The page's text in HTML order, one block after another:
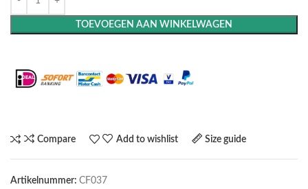
TOEVOEGEN AAN WINKELWAGEN
Compare Add to wishlist Size guide
Artikelnummer: CF037